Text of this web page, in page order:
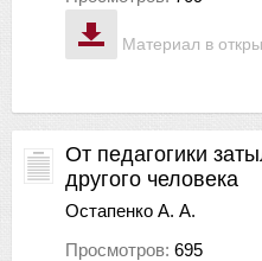
Материал в
От педагогики
другого человека
Остапенко А. А.
Просмотров: 695